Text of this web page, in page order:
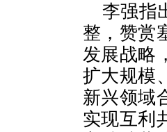
李强指
整，赞赏
发展战略
扩大规模
新兴领域
实现互利